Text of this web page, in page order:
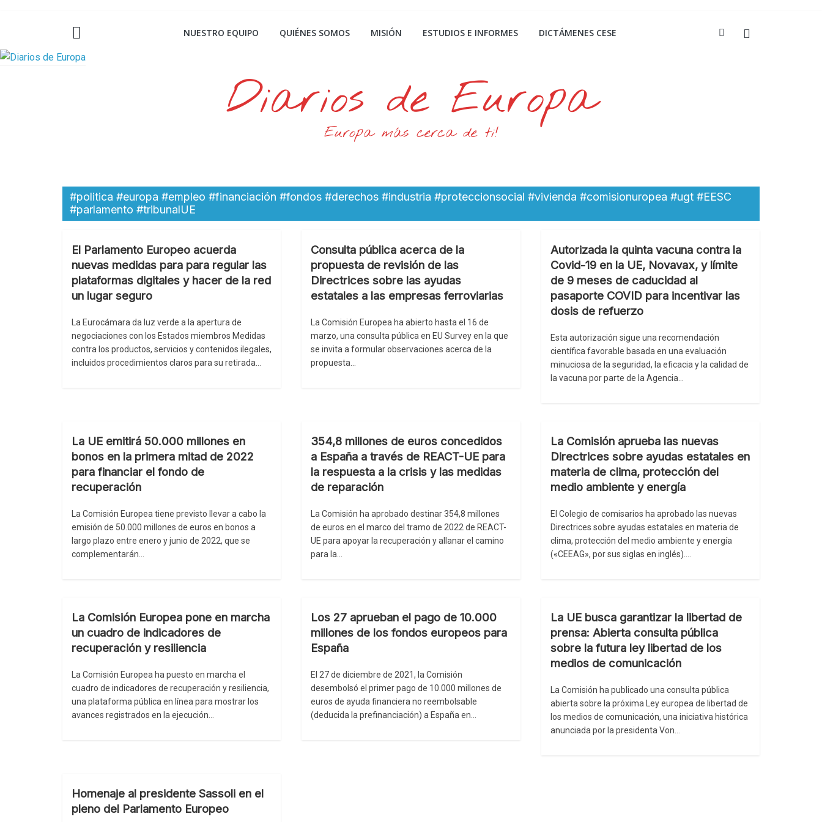
NUESTRO EQUIPO QUIÉNES SOMOS MISIÓN ESTUDIOS E INFORMES DICTÁMENES CESE
Diarios de Europa
Europa más cerca de ti!
#politica #europa #empleo #financiación #fondos #derechos #industria #proteccionsocial #vivienda #comisionuropea #ugt #EESC
#parlamento #tribunalUE
El Parlamento Europeo acuerda
nuevas medidas para para regular las
plataformas digitales y hacer de la red
un lugar seguro
La Eurocámara da luz verde a la apertura de
negociaciones con los Estados miembros Medidas
contra los productos, servicios y contenidos ilegales,
incluidos procedimientos claros para su retirada…
Consulta pública acerca de la
propuesta de revisión de las
Directrices sobre las ayudas
estatales a las empresas ferroviarias
La Comisión Europea ha abierto hasta el 16 de
marzo, una consulta pública en EU Survey en la que
se invita a formular observaciones acerca de la
propuesta…
Autorizada la quinta vacuna contra la
Covid-19 en la UE, Novavax, y límite
de 9 meses de caducidad al
pasaporte COVID para incentivar las
dosis de refuerzo
Esta autorización sigue una recomendación
científica favorable basada en una evaluación
minuciosa de la seguridad, la eficacia y la calidad de
la vacuna por parte de la Agencia…
La UE emitirá 50.000 millones en
bonos en la primera mitad de 2022
para financiar el fondo de
recuperación
La Comisión Europea tiene previsto llevar a cabo la
emisión de 50.000 millones de euros en bonos a
largo plazo entre enero y junio de 2022, que se
complementarán…
354,8 millones de euros concedidos
a España a través de REACT-UE para
la respuesta a la crisis y las medidas
de reparación
La Comisión ha aprobado destinar 354,8 millones
de euros en el marco del tramo de 2022 de REACT-
UE para apoyar la recuperación y allanar el camino
para la…
La Comisión aprueba las nuevas
Directrices sobre ayudas estatales en
materia de clima, protección del
medio ambiente y energía
El Colegio de comisarios ha aprobado las nuevas
Directrices sobre ayudas estatales en materia de
clima, protección del medio ambiente y energía
(«CEEAG», por sus siglas en inglés)….
La Comisión Europea pone en marcha
un cuadro de indicadores de
recuperación y resiliencia
La Comisión Europea ha puesto en marcha el
cuadro de indicadores de recuperación y resiliencia,
una plataforma pública en línea para mostrar los
avances registrados en la ejecución…
Los 27 aprueban el pago de 10.000
millones de los fondos europeos para
España
El 27 de diciembre de 2021, la Comisión
desembolsó el primer pago de 10.000 millones de
euros de ayuda financiera no reembolsable
(deducida la prefinanciación) a España en…
La UE busca garantizar la libertad de
prensa: Abierta consulta pública
sobre la futura ley libertad de los
medios de comunicación
La Comisión ha publicado una consulta pública
abierta sobre la próxima Ley europea de libertad de
los medios de comunicación, una iniciativa histórica
anunciada por la presidenta Von…
Homenaje al presidente Sassoli en el
pleno del Parlamento Europeo